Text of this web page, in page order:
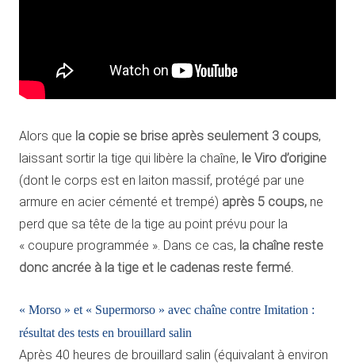
Alors que la copie se brise après seulement 3 coups,
laissant sortir la tige qui libère la chaîne, le Viro d’origine
(dont le corps est en laiton massif, protégé par une
armure en acier cémenté et trempé) après 5 coups, ne
perd que sa tête de la tige au point prévu pour la
« coupure programmée ». Dans ce cas, la chaîne reste
donc ancrée à la tige et le cadenas reste fermé.
« Morso » et « Supermorso » avec chaîne contre Imitation :
résultat des tests en brouillard salin
Après 40 heures de brouillard salin (équivalant à environ